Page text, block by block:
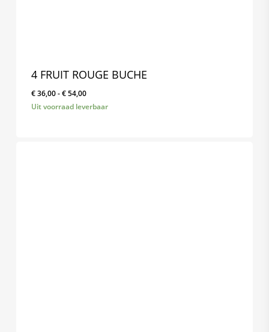
4 FRUIT ROUGE BUCHE
€36,00-€54,00Prijsklasse:
€ 36,00
Uit voorraad leverbaar